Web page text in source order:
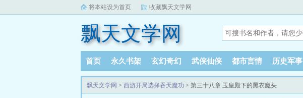
将本站设为首页 收藏飘天文学网
飘天文学网
首页 永久书架 玄幻奇幻 武侠仙侠 都市言情 历史军事
飘天文学网 > 西游开局选择吞天魔功 > 第三十八章 玉皇殿下的黑衣魔头